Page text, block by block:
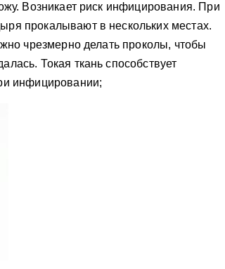
Возникает риск инфицирования. При
прокалывают в нескольких местах.
чрезмерно делать проколы, чтобы
Токая ткань способствует
инфицировании;